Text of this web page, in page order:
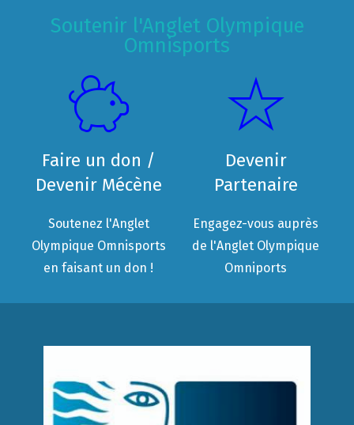
Soutenir l'Anglet Olympique
Omnisports
Faire un don /
Devenir Mécène
Soutenez l'Anglet
Olympique Omnisports
en faisant un don !
Devenir
Partenaire
Engagez-vous auprès
de l'Anglet Olympique
Omniports